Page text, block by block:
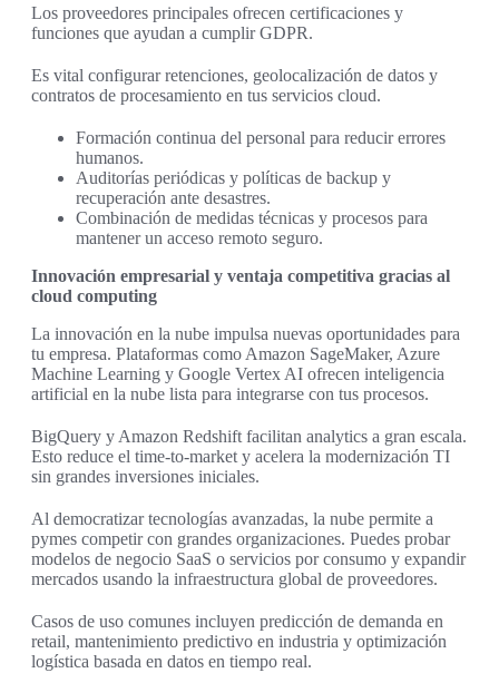
Los proveedores principales ofrecen certificaciones y
funciones que ayudan a cumplir GDPR.
Es vital configurar retenciones, geolocalización de datos y
contratos de procesamiento en tus servicios cloud.
Formación continua del personal para reducir errores
humanos.
Auditorías periódicas y políticas de backup y
recuperación ante desastres.
Combinación de medidas técnicas y procesos para
mantener un acceso remoto seguro.
Innovación empresarial y ventaja competitiva gracias al
cloud computing
La innovación en la nube impulsa nuevas oportunidades para
tu empresa. Plataformas como Amazon SageMaker, Azure
Machine Learning y Google Vertex AI ofrecen inteligencia
artificial en la nube lista para integrarse con tus procesos.
BigQuery y Amazon Redshift facilitan analytics a gran escala.
Esto reduce el time-to-market y acelera la modernización TI
sin grandes inversiones iniciales.
Al democratizar tecnologías avanzadas, la nube permite a
pymes competir con grandes organizaciones. Puedes probar
modelos de negocio SaaS o servicios por consumo y expandir
mercados usando la infraestructura global de proveedores.
Casos de uso comunes incluyen predicción de demanda en
retail, mantenimiento predictivo en industria y optimización
logística basada en datos en tiempo real.